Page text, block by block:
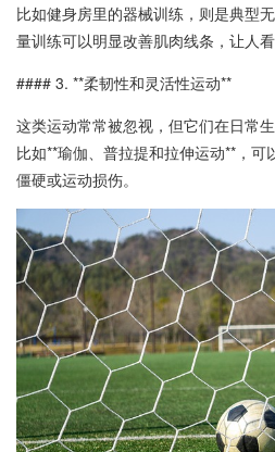
比如健身房里的器械训练，则是典型
量训练可以明显改善肌肉线条，让人看
#### 3. **柔韧性和灵活性运动**
这类运动常常被忽视，但它们在日常
比如**瑜伽、普拉提和拉伸运动**，
僵硬或运动损伤。